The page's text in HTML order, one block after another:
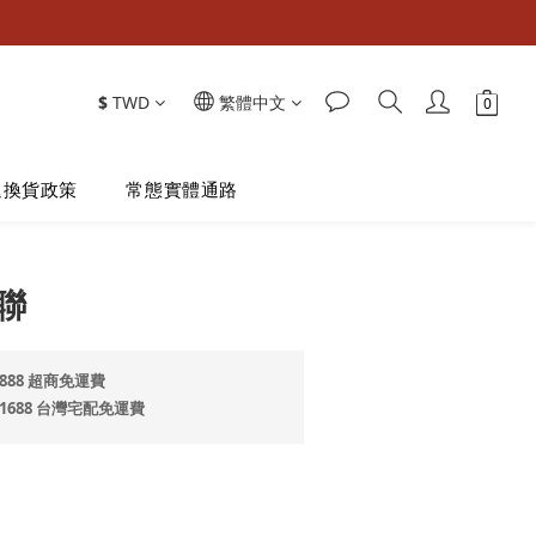
$ TWD 繁體中文
貨政策 常態實體通路
超商免運費
台灣宅配免運費